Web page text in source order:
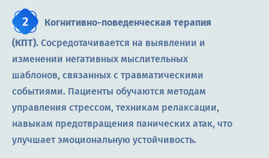
Когнитивно-поведенческая терапия
(КПТ). Сосредотачивается на выявлении и
изменении негативных мыслительных
шаблонов, связанных с травматическими
событиями. Пациенты обучаются методам
управления стрессом, техникам релаксации,
навыкам предотвращения панических атак, что
улучшает эмоциональную устойчивость.